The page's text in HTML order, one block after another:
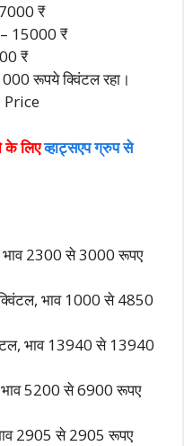
₹
15000 ₹
₹
रूपये क्विंटल रहा।
केलिएव्हाट्सएप ग्रुप से
2300 से 3000 रूपए
भाव 1000 से 4850
भाव 13940 से 13940
5200 से 6900 रूपए
2905 से 2905 रूपए